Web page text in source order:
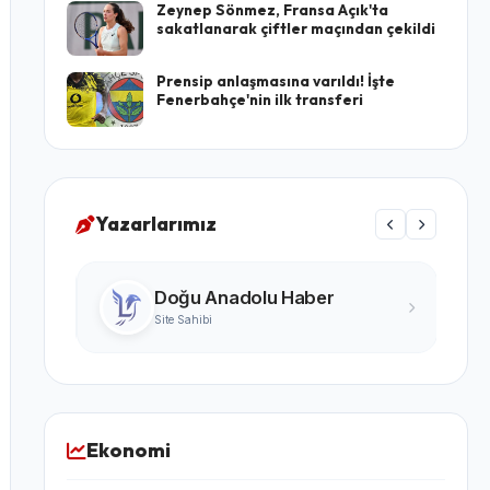
Zeynep Sönmez, Fransa Açık'ta
sakatlanarak çiftler maçından çekildi
Prensip anlaşmasına varıldı! İşte
Fenerbahçe'nin ilk transferi
Yazarlarımız
Turgay Karabıyık
Ünlü Yazar
Ekonomi